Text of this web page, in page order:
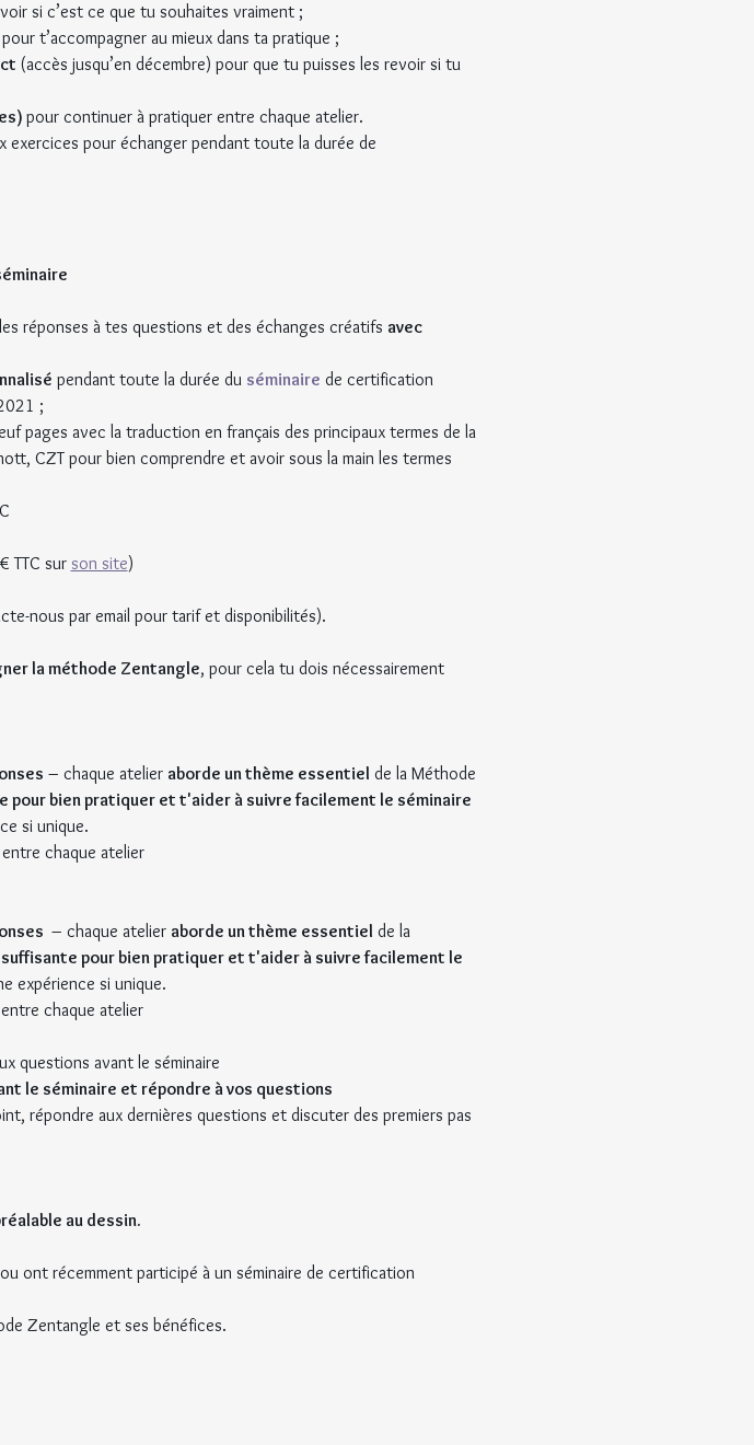
si c’est ce que tu souhaites vraiment ;
pour t’accompagner au mieux dans ta pratique ;
(accès jusqu’en décembre) pour que tu puisses les revoir si tu
pour continuer à pratiquer entre chaque atelier.
exercices pour échanger pendant toute la durée de
réponses à tes questions et des échanges créatifs avec
pendant toute la durée du séminaire de certification
;
pages avec la traduction en français des principaux termes de la
CZT pour bien comprendre et avoir sous la main les termes
TTC sur son site)
nous par email pour tarif et disponibilités).
la méthode Zentangle, pour cela tu dois nécessairement
– chaque atelier aborde un thème essentiel de la Méthode
pour bien pratiquer et t'aider à suivre facilement le séminaire
si unique.
chaque atelier
– chaque atelier aborde un thème essentiel de la
pour bien pratiquer et t'aider à suivre facilement le
expérience si unique.
chaque atelier
questions avant le séminaire
le séminaire et répondre à vos questions
répondre aux dernières questions et discuter des premiers pas
au dessin.
ont récemment participé à un séminaire de certification
Zentangle et ses bénéfices.